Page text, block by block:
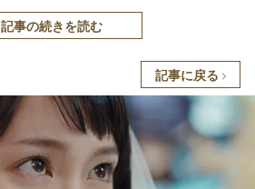
記事の続きを読む
記事に戻る